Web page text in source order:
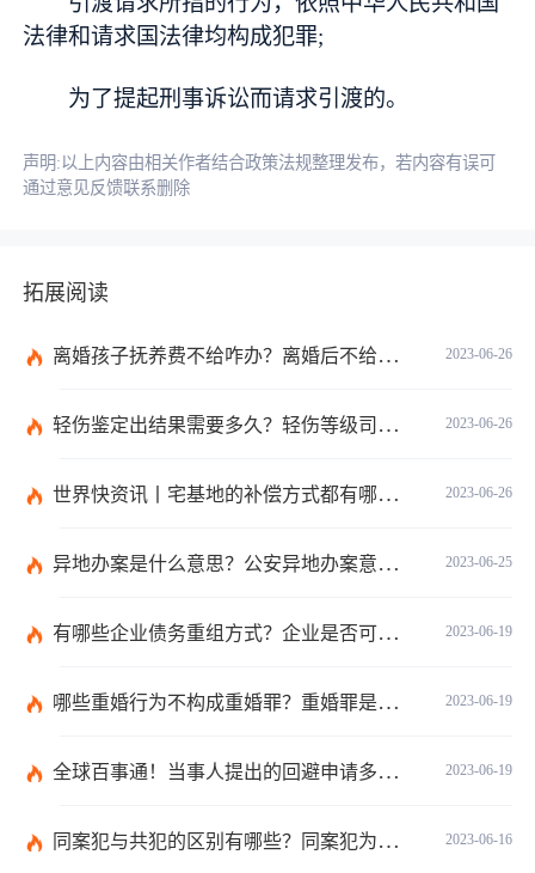
法律和请求国法律均构成犯罪;
为了提起刑事诉讼而请求引渡的。
声明:以上内容由相关作者结合政策法规整理发布，若内容有误可
通过意见反馈联系删除
拓展阅读
2023-06-26
离婚孩子抚养费不给咋办？离婚后不给抚养费怎么起诉？ 每日视点
2023-06-26
轻伤鉴定出结果需要多久？轻伤等级司法鉴定流程是什么？|世界快资讯
2023-06-26
世界快资讯丨宅基地的补偿方式都有哪些？国有土地上房屋征收与补偿条例第十九条的内容是什么？
2023-06-25
异地办案是什么意思？公安异地办案意味着什么？ 天天热议
2023-06-19
有哪些企业债务重组方式？企业是否可以债务重组？
2023-06-19
哪些重婚行为不构成重婚罪？重婚罪是一种什么表现？
2023-06-19
全球百事通！当事人提出的回避申请多久之内有回复？如何收集交通事故中证据？
2023-06-16
同案犯与共犯的区别有哪些？同案犯为什么需要另案处理？